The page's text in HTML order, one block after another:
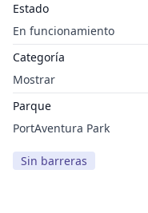
Estado
En funcionamiento
Categoría
Mostrar
Parque
PortAventura Park
Sin barreras